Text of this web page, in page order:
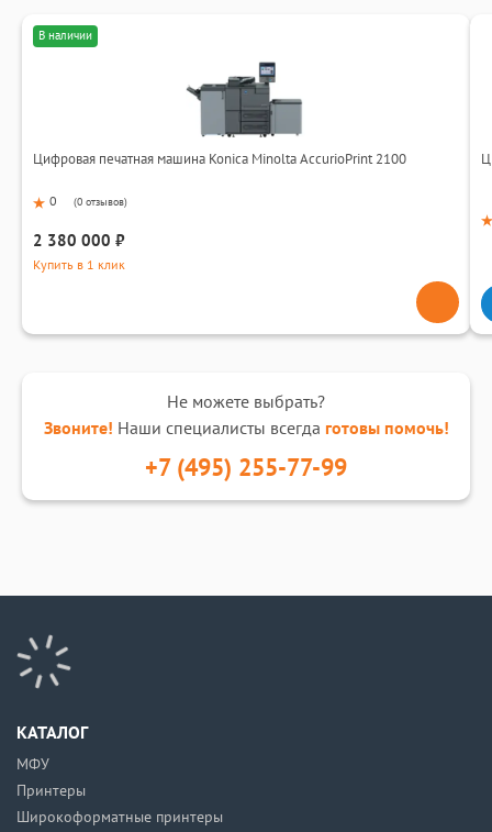
В наличии
Цифровая печатная машина Konica Minolta AccurioPrint 2100
0 (0 отзывов)
2 380 000 ₽
Купить в 1 клик
Не можете выбрать?
Звоните! Наши специалисты всегда готовы помочь!
+7 (495) 255-77-99
КАТАЛОГ
МФУ
Принтеры
Широкоформатные принтеры